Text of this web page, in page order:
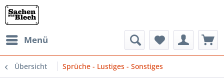
Menü
Übersicht Sprüche - Lustiges - Sonstiges